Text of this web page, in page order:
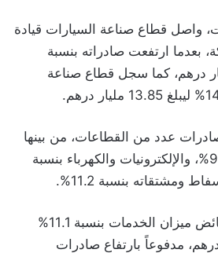
واصل قطاع صناعة السيارات قيادة
بعدما ارتفعت صادراته بنسبة
إلى 77.05 مليار درهم، كما سجل قطاع صناعة
عدد من القطاعات، من بينها
النسيج والجلد بنسبة 9.1%، والإلكترونيات والكهرباء بنسبة
وفي المقابل، تحسن فائض ميزان الخدمات بنسبة 11.1%
64.3 مليار درهم، مدفوعاً بارتفاع صادرات